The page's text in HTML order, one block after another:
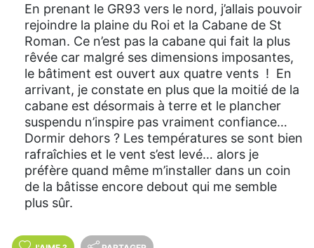
En prenant le GR93 vers le nord, j’allais pouvoir
rejoindre la plaine du Roi et la Cabane de St
Roman. Ce n’est pas la cabane qui fait la plus
rêvée car malgré ses dimensions imposantes,
le bâtiment est ouvert aux quatre vents ! En
arrivant, je constate en plus que la moitié de la
cabane est désormais à terre et le plancher
suspendu n’inspire pas vraiment confiance…
Dormir dehors ? Les températures se sont bien
rafraîchies et le vent s’est levé… alors je
préfère quand même m’installer dans un coin
de la bâtisse encore debout qui me semble
plus sûr.